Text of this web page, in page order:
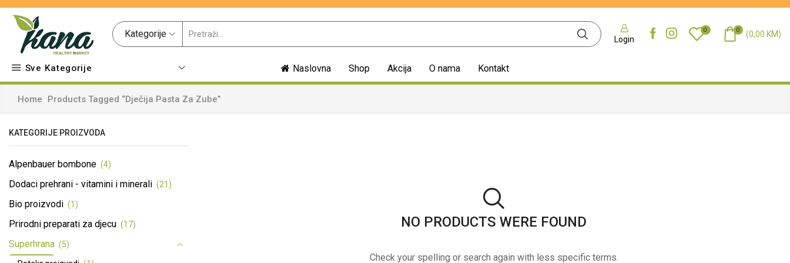
Kategorije Login
0 0 (0,00 KM)
Sve Kategorije Naslovna Shop Akcija O nama Kontakt
Home Products Tagged “dječija Pasta Za Zube”
NO PRODUCTS WERE FOUND
Check your spelling or search again with less specific terms.
KATEGORIJE PROIZVODA
Alpenbauer bombone (4)
Dodaci prehrani - vitamini i minerali (21)
Bio proizvodi (1)
Prirodni preparati za djecu (17)
Superhrana (5)